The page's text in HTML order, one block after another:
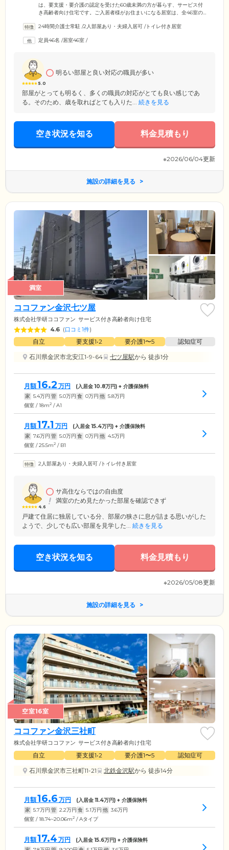
は、要支援・要介護の認定を受けた60歳未満の方が暮らす、サービス付
き高齢者向け住宅です。ご入居者様がお住まいになる居室は、全46室の
ながら生活を送れます。当ホームには、24時間365日スタッフが常駐。1
めています。さらに、各居室にはナースコールを完備しており、ボタン
24時間介護士常駐 /2人部屋あり・夫婦入居可 /トイレ付き居室
定員46名 /居室46室 /
5.0
明るい部屋と良い対応の職員が多い
部屋がとっても明るく、多くの職員の対応がとても良い感じであ
る。そのため、歳を取ればとても入りた... 続きを見る
空き状況を知る 料金見積もり
※2026/06/04更新
施設の詳細を見る
満室
ココファン金沢七ツ屋
株式会社学研ココファン サービス付き高齢者向け住宅
4.6 (口コミ1件)
自立 要支援1•2 要介護1〜5
認知症可
石川県金沢市北安江1-9-64
七ツ屋駅から 徒歩1分
月額16.2 万円 (入居金10.8万円) + 介護保険料
家 5.4万円 管 5.0万円 食 0万円 他 5.8万円
個室 / 18m2 / A1
月額17.1 万円 (入居金15.4万円) + 介護保険料
家 7.6万円 管 5.0万円 食 0万円 他 4.5万円
個室 / 25.5m2 / B1
2人部屋あり・夫婦入居可 /トイレ付き居室
4.6
サ高住ならではの自由度
満室のため見たかった部屋を確認できず
戸建て住居に独居している分、部屋の狭さに息が詰まる思いがした
ようで、少しでも広い部屋を見学した... 続きを見る
空き状況を知る 料金見積もり
※2026/05/08更新
施設の詳細を見る
空室16室
ココファン金沢三社町
株式会社学研ココファン サービス付き高齢者向け住宅
自立 要支援1•2 要介護1〜5
認知症可
石川県金沢市三社町11-21
北鉄金沢駅から 徒歩14分
月額16.6 万円 (入居金11.4万円) + 介護保険料
家 5.7万円 管 2.2万円 食 5.1万円 他 3.6万円
個室 / 18.74~20.06m2 / Aタイプ
月額17.4 万円 (入居金15.6万円) + 介護保険料